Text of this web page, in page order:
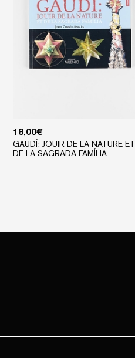
18,00€
GAUDÍ: JOUIR DE LA NATURE ET
DE LA SAGRADA FAMÍLIA